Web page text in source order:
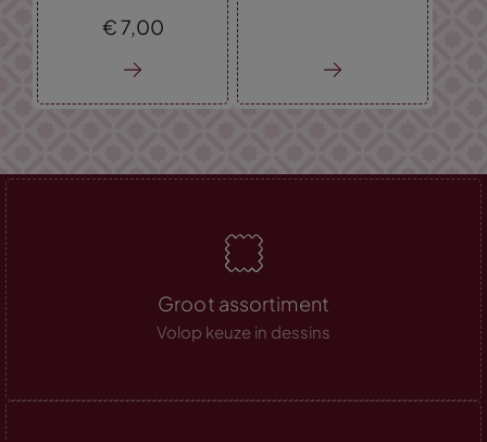
€ 7, 00
Groot assortiment
Volop keuze in dessins